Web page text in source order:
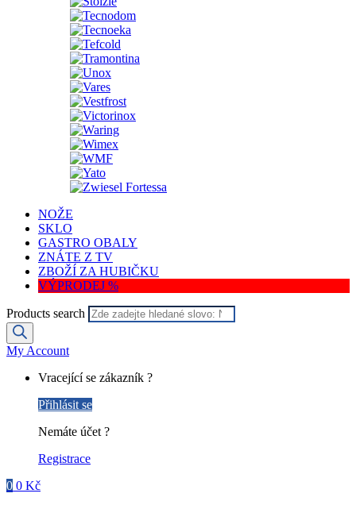
NOŽE
SKLO
GASTRO OBALY
ZNÁTE Z TV
ZBOŽÍ ZA HUBIČKU
VÝPRODEJ %
Products search
My Account
Vracející se zákazník ?
Přihlásit se
Nemáte účet ?
Registrace
0 0 Kč